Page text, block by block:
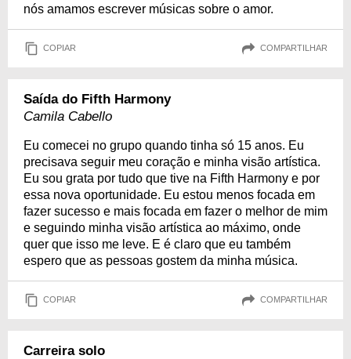
nós amamos escrever músicas sobre o amor.
COPIAR COMPARTILHAR
Saída do Fifth Harmony
Camila Cabello
Eu comecei no grupo quando tinha só 15 anos. Eu
precisava seguir meu coração e minha visão artística.
Eu sou grata por tudo que tive na Fifth Harmony e por
essa nova oportunidade. Eu estou menos focada em
fazer sucesso e mais focada em fazer o melhor de mim
e seguindo minha visão artística ao máximo, onde
quer que isso me leve. E é claro que eu também
espero que as pessoas gostem da minha música.
COPIAR COMPARTILHAR
Carreira solo